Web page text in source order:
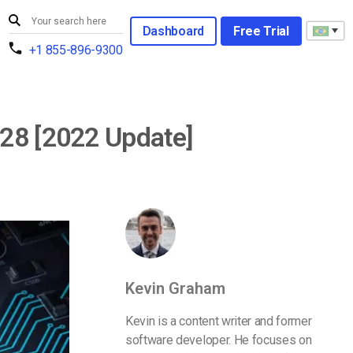
+1 855-896-9300
Dashboard Free Trial
[2022 Update]
Kevin Graham
Kevin is a content writer and former
software developer. He focuses on